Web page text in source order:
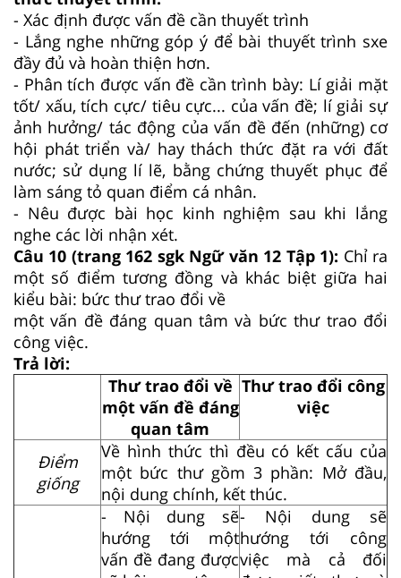
- Xác định được vấn đề cần thuyết trình
- Lắng nghe những góp ý để bài thuyết trình sxe
đầy đủ và hoàn thiện hơn.
- Phân tích được vấn đề cần trình bày: Lí giải mặt
tốt/ xấu, tích cực/ tiêu cực... của vấn đề; lí giải sự
ảnh hưởng/ tác động của vấn đề đến (những) cơ
hội phát triển và/ hay thách thức đặt ra với đất
nước; sử dụng lí lẽ, bằng chứng thuyết phục để
làm sáng tỏ quan điểm cá nhân.
- Nêu được bài học kinh nghiệm sau khi lắng
nghe các lời nhận xét.
Câu 10 (trang 162 sgk Ngữ văn 12 Tập 1): Chỉ ra
một số điểm tương đồng và khác biệt giữa hai
kiểu bài: bức thư trao đổi về
một vấn đề đáng quan tâm và bức thư trao đổi
công việc.
Trả lời:
Thư trao đổi về
một vấn đề đáng
quan tâm
Thư trao đổi công
việc
Điểm
giống
Về hình thức thì đều có kết cấu của
một bức thư gồm 3 phần: Mở đầu,
nội dung chính, kết thúc.
- Nội dung sẽ
hướng tới một
vấn đề đang được
- Nội dung sẽ
hướng tới công
việc mà cả đối